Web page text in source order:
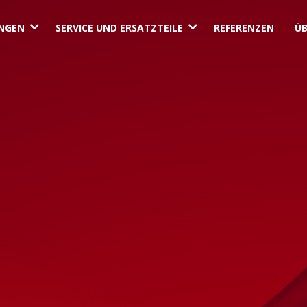
3 SERVICE UND ERSATZTEILE 3 REFERENZEN